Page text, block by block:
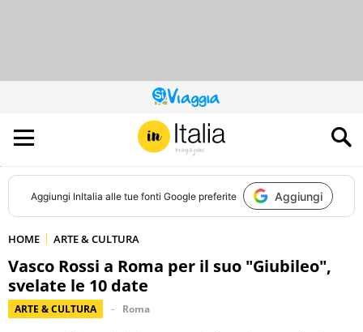
QUESTO
SITO
CONTRIBUISCE
ALL’AUDIENCE
DI
Aggiungi InItalia alle tue fonti Google preferite Aggiungi
HOME ARTE & CULTURA
Vasco Rossi a Roma per il suo "Giubileo",
svelate le 10 date
ARTE & CULTURA Roma